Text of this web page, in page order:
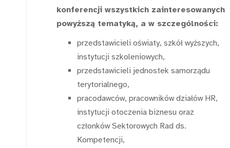
konferencji wszystkich zainteresowanych
powyższą tematyką, a w szczególności:
przedstawicieli oświaty, szkół wyższych,
instytucji szkoleniowych,
przedstawicieli jednostek samorządu
terytorialnego,
pracodawców, pracowników działów HR,
instytucji otoczenia biznesu oraz
członków Sektorowych Rad ds.
Kompetencji,